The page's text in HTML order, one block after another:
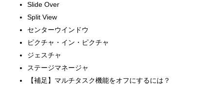
Slide Over
Split View
センターウインドウ
ピクチャ・イン・ピクチャ
ジェスチャ
ステージマネージャ
【補足】マルチタスク機能をオフにするには？